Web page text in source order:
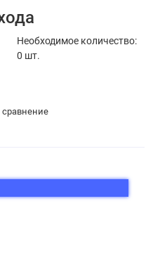
Необходимое количество:
0 шт.
сравнение